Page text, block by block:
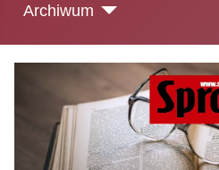
Archiwum